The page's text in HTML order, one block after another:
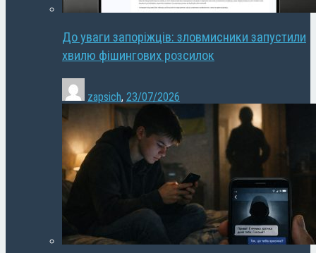
До уваги запоріжців: зловмисники запустили
хвилю фішингових розсилок
zapsich, 23/07/2026